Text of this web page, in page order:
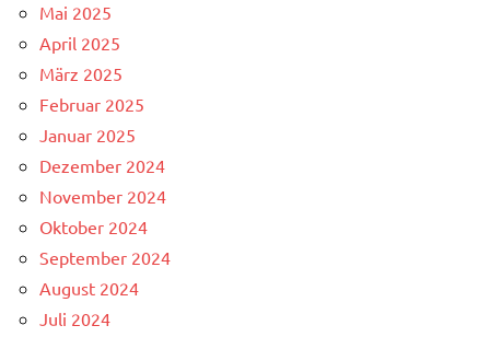
Mai 2025
April 2025
März 2025
Februar 2025
Januar 2025
Dezember 2024
November 2024
Oktober 2024
September 2024
August 2024
Juli 2024